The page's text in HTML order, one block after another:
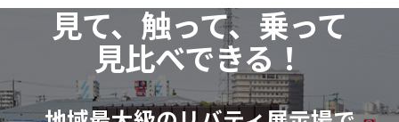
見て、触って、乗って
見比べできる！